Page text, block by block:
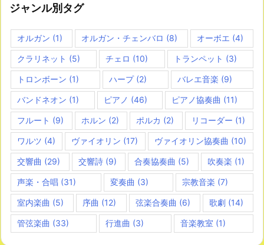
ジャンル別タグ
オルガン (1) オルガン・チェンバロ (8) オーボエ (4)
クラリネット (5) チェロ (10) トランペット (3)
トロンボーン (1) ハープ(2) バレエ音楽 (9)
バンドネオン (1) ピアノ (46) ピアノ協奏曲 (11)
フルート (9) ホルン (2) ポルカ (2) リコーダー (1)
ワルツ (4) ヴァイオリン (17) ヴァイオリン協奏曲 (10)
交響曲 (29) 交響詩(9) 合奏協奏曲 (5) 吹奏楽 (1)
声楽・合唱 (31) 変奏曲 (3) 宗教音楽 (7)
室内楽曲 (5) 序曲 (12) 弦楽合奏曲 (6) 歌劇(14)
管弦楽曲 (33) 行進曲 (3) 音楽教室 (1)